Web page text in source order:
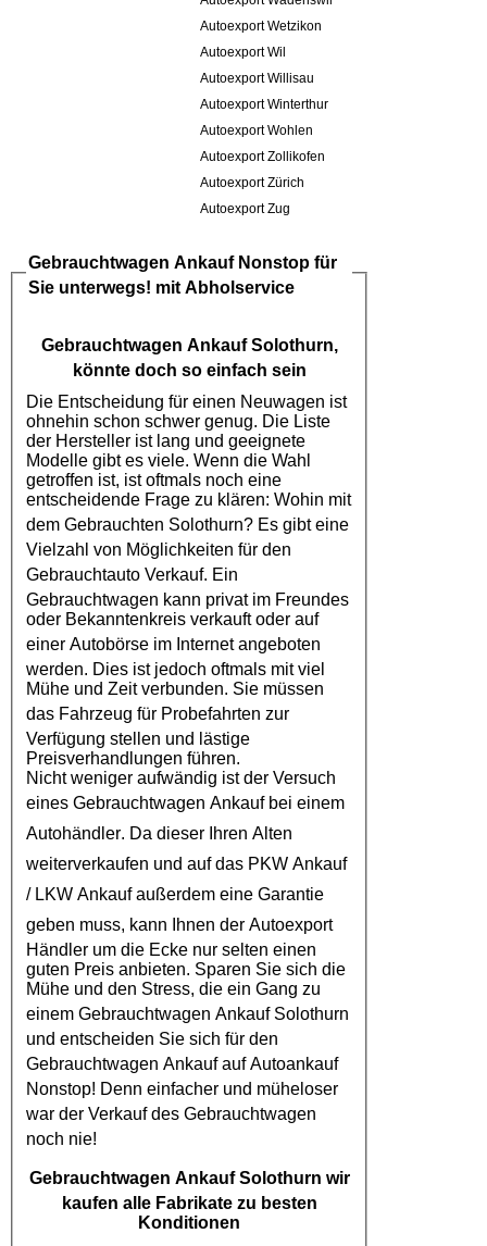
Autoexport Wetzikon
Autoexport Wil
Autoexport Willisau
Autoexport Winterthur
Autoexport Wohlen
Autoexport Zollikofen
Autoexport Zürich
Autoexport Zug
Gebrauchtwagen AnkaufNonstop für
Sie unterwegs! mit Abholservice
Gebrauchtwagen Ankauf Solothurn,
könnte doch so einfach sein
Die Entscheidung für einen Neuwagen ist
ohnehin schon schwer genug. Die Liste
der Hersteller ist lang und geeignete
Modelle gibt es viele. Wenn die Wahl
getroffen ist, ist oftmals noch eine
entscheidende Frage zu klären: Wohin mit
dem Gebrauchten Solothurn? Es gibt eine
Vielzahl von Möglichkeiten für den
Gebrauchtauto Verkauf. Ein
Gebrauchtwagen kann privat im Freundes
oder Bekanntenkreis verkauft oder auf
einer Autobörse im Internet angeboten
werden. Dies ist jedoch oftmals mit viel
Mühe und Zeit verbunden. Sie müssen
das Fahrzeug für Probefahrten zur
Verfügung stellen und lästige
Preisverhandlungen führen.
Nicht weniger aufwändig ist der Versuch
eines Gebrauchtwagen Ankaufbei einem
Autohändler. Da dieser Ihren Alten
weiterverkaufen und auf das PKW Ankauf
/ LKW Ankaufaußerdem eine Garantie
geben muss, kann Ihnen der Autoexport
Händler um die Ecke nur selten einen
guten Preis anbieten. Sparen Sie sich die
Mühe und den Stress, die ein Gang zu
einem Gebrauchtwagen Ankauf Solothurn
und entscheiden Sie sich für den
Gebrauchtwagen AnkaufaufAutoankauf
Nonstop! Denn einfacher und müheloser
war der Verkauf des Gebrauchtwagen
noch nie!
Gebrauchtwagen Ankauf Solothurn wir
kaufen alle Fabrikate zu besten
Konditionen